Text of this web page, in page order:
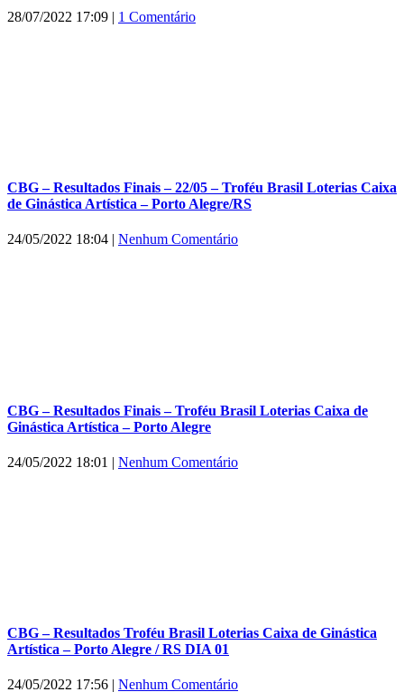
28/07/2022 17:09 | 1 Comentário
CBG – Resultados Finais – 22/05 – Troféu Brasil Loterias Caixa
de Ginástica Artística – Porto Alegre/RS
24/05/2022 18:04 | Nenhum Comentário
CBG – Resultados Finais – Troféu Brasil Loterias Caixa de
Ginástica Artística – Porto Alegre
24/05/2022 18:01 | Nenhum Comentário
CBG – Resultados Troféu Brasil Loterias Caixa de Ginástica
Artística – Porto Alegre / RS DIA 01
24/05/2022 17:56 Nenhum Comentário